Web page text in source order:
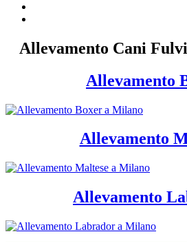
Allevamento Cani
Allevamento
Allevamento
Allevamento